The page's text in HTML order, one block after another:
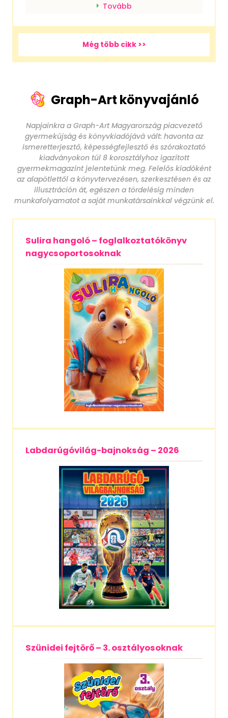
Tovább
Még több cikk >>
Graph-Art könyvajánló
Napjainkra a Graph-Art Magyarország piacvezető
gyermekújság és könyvkiadójává vált: havonta az
ismeretterjesztő, képességfejlesztő és szórakoztató
kiadványokon túl 8 korosztályhoz igazított
gyermekmagazint jelentetünk meg. Felelős kiadóként
az alapötlettől a könyvtervezésen, szerkesztésen és az
illusztráción át, egészen a tördelésig minden
munkafolyamatot a saját munkatársainkkal végzünk el.
Sulira hangoló – foglalkoztatókönyv
nagycsoportosoknak
Labdarúgóvilág-bajnokság – 2026
Szünidei fejtörő – 3. osztályosoknak